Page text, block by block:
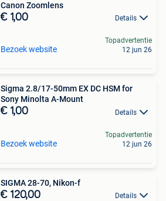
Canon Zoomlens
€ 1,00 Details
Bezoek website
Topadvertentie
12 jun 26
Sigma 2.8/17-50mm EX DC HSM for
Sony Minolta A-Mount
€ 1,00 Details
Bezoek website
Topadvertentie
12 jun 26
SIGMA 28-70, Nikon-f
€ 120,00 Details